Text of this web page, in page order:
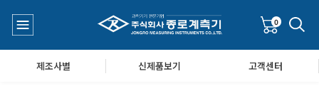
0
제조사별 신제품보기 고객센터